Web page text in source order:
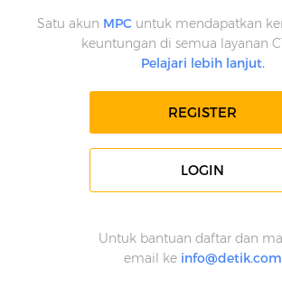
Satu akun MPC untuk mendapatkan
keuntungan di semua layanan
Pelajari lebih lanjut.
REGISTER
LOGIN
Untuk bantuan daftar dan
email ke info@detik.com